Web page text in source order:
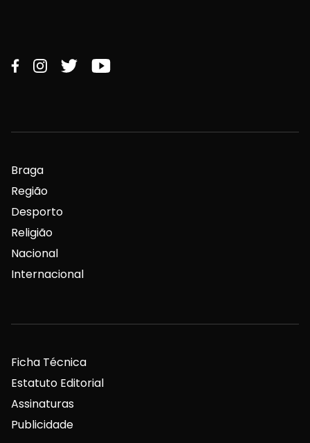
Braga
Região
Desporto
Religião
Nacional
Internacional
Ficha Técnica
Estatuto Editorial
Assinaturas
Publicidade